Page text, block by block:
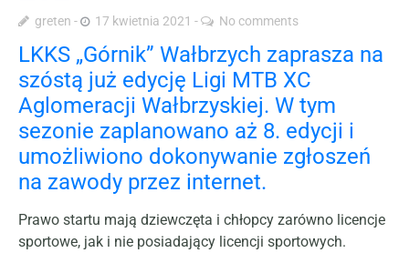
greten 17 kwietnia 2021 No comments
LKKS „Górnik” Wałbrzych zaprasza na
szóstą już edycję Ligi MTB XC
Aglomeracji Wałbrzyskiej. W tym
sezonie zaplanowano aż 8. edycji i
umożliwiono dokonywanie zgłoszeń
na zawody przez internet.
Prawo startu mają dziewczęta i chłopcy zarówno licencje
sportowe, jak i nie posiadający licencji sportowych.